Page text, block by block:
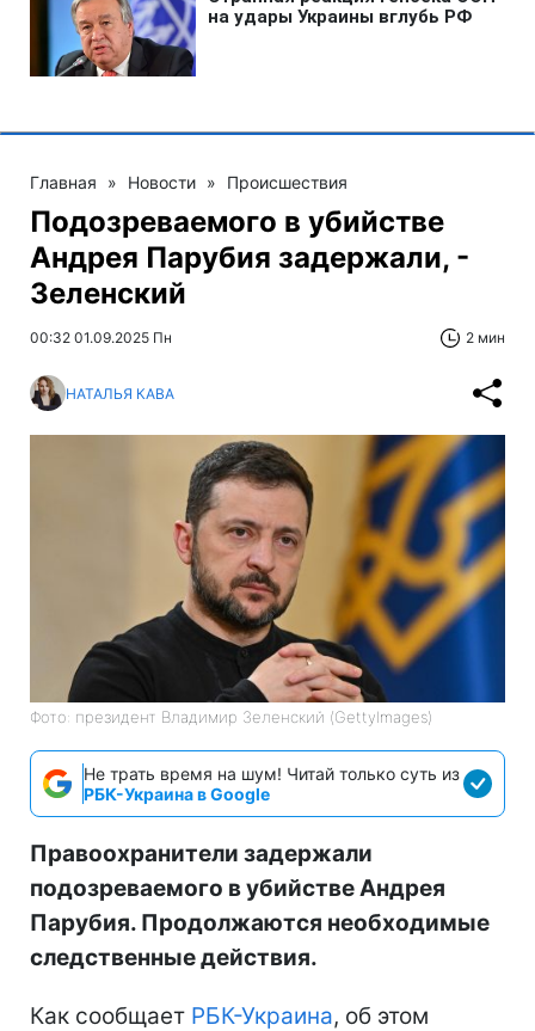
Главная » Новости » Происшествия
Подозреваемого в убийстве
Андрея Парубия задержали, -
Зеленский
00:32 01.09.2025 Пн 2 мин
НАТАЛЬЯ КАВА
Фото: президент Владимир Зеленский (GettyImages)
Не трать время на шум! Читай только суть из
РБК-Украина в Google
Правоохранители задержали
подозреваемого в убийстве Андрея
Парубия. Продолжаются необходимые
следственные действия.
Как сообщает РБК-Украина, об этом